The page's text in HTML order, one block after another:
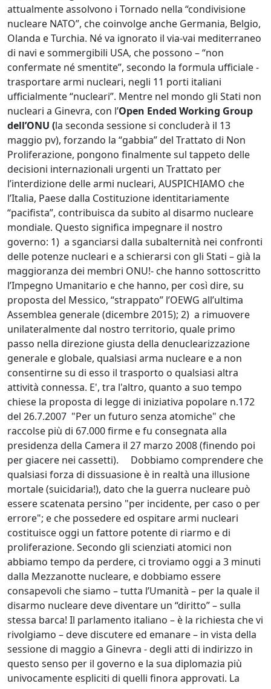
attualmente assolvono i Tornado nella “condivisione
nucleare NATO”, che coinvolge anche Germania, Belgio,
Olanda e Turchia. Né va ignorato il via-vai mediterraneo
di navi e sommergibili USA, che possono – “non
confermate né smentite”, secondo la formula ufficiale -
trasportare armi nucleari, negli 11 porti italiani
ufficialmente “nucleari”. Mentre nel mondo gli Stati non
nucleari a Ginevra, con l’Open Ended Working Group
dell’ONU (la seconda sessione si concluderà il 13
maggio pv), forzando la “gabbia” del Trattato di Non
Proliferazione, pongono finalmente sul tappeto delle
decisioni internazionali urgenti un Trattato per
l’interdizione delle armi nucleari, AUSPICHIAMO che
l’Italia, Paese dalla Costituzione identitariamente
“pacifista”, contribuisca da subito al disarmo nucleare
mondiale. Questo significa impegnare il nostro
governo: 1) a sganciarsi dalla subalternità nei confronti
delle potenze nucleari e a schierarsi con gli Stati – già la
maggioranza dei membri ONU!- che hanno sottoscritto
l’Impegno Umanitario e che hanno, per così dire, su
proposta del Messico, “strappato” l’OEWG all’ultima
Assemblea generale (dicembre 2015); 2) a rimuovere
unilateralmente dal nostro territorio, quale primo
passo nella direzione giusta della denuclearizzazione
generale e globale, qualsiasi arma nucleare e a non
consentirne su di esso il trasporto o qualsiasi altra
attività connessa. E', tra l'altro, quanto a suo tempo
chiese la proposta di legge di iniziativa popolare n.172
del 26.7.2007 "Per un futuro senza atomiche" che
raccolse più di 67.000 firme e fu consegnata alla
presidenza della Camera il 27 marzo 2008 (finendo poi
per giacere nei cassetti). Dobbiamo comprendere che
qualsiasi forza di dissuasione è in realtà una illusione
mortale (suicidaria!), dato che la guerra nucleare può
essere scatenata persino "per incidente, per caso o per
errore"; e che possedere ed ospitare armi nucleari
costituisce oggi un fattore potente di riarmo e di
proliferazione. Secondo gli scienziati atomici non
abbiamo tempo da perdere, ci troviamo oggi a 3 minuti
dalla Mezzanotte nucleare, e dobbiamo essere
consapevoli che siamo – tutta l’Umanità – per la quale il
disarmo nucleare deve diventare un “diritto” – sulla
stessa barca! Il parlamento italiano – è la richiesta che vi
rivolgiamo – deve discutere ed emanare – in vista della
sessione di maggio a Ginevra - degli atti di indirizzo in
questo senso per il governo e la sua diplomazia più
univocamente espliciti di quelli finora approvati. La